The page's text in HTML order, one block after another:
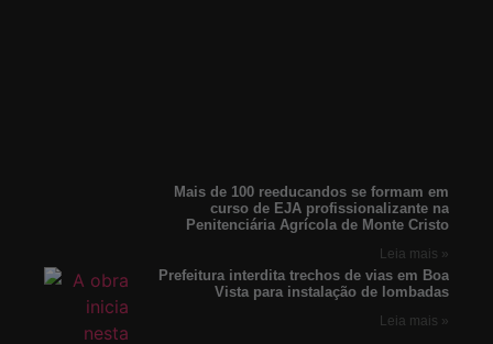
Mais de 100 reeducandos se formam em
curso de EJA profissionalizante na
Penitenciária Agrícola de Monte Cristo
Leia mais »
Prefeitura interdita trechos de vias em Boa
Vista para instalação de lombadas
Leia mais »